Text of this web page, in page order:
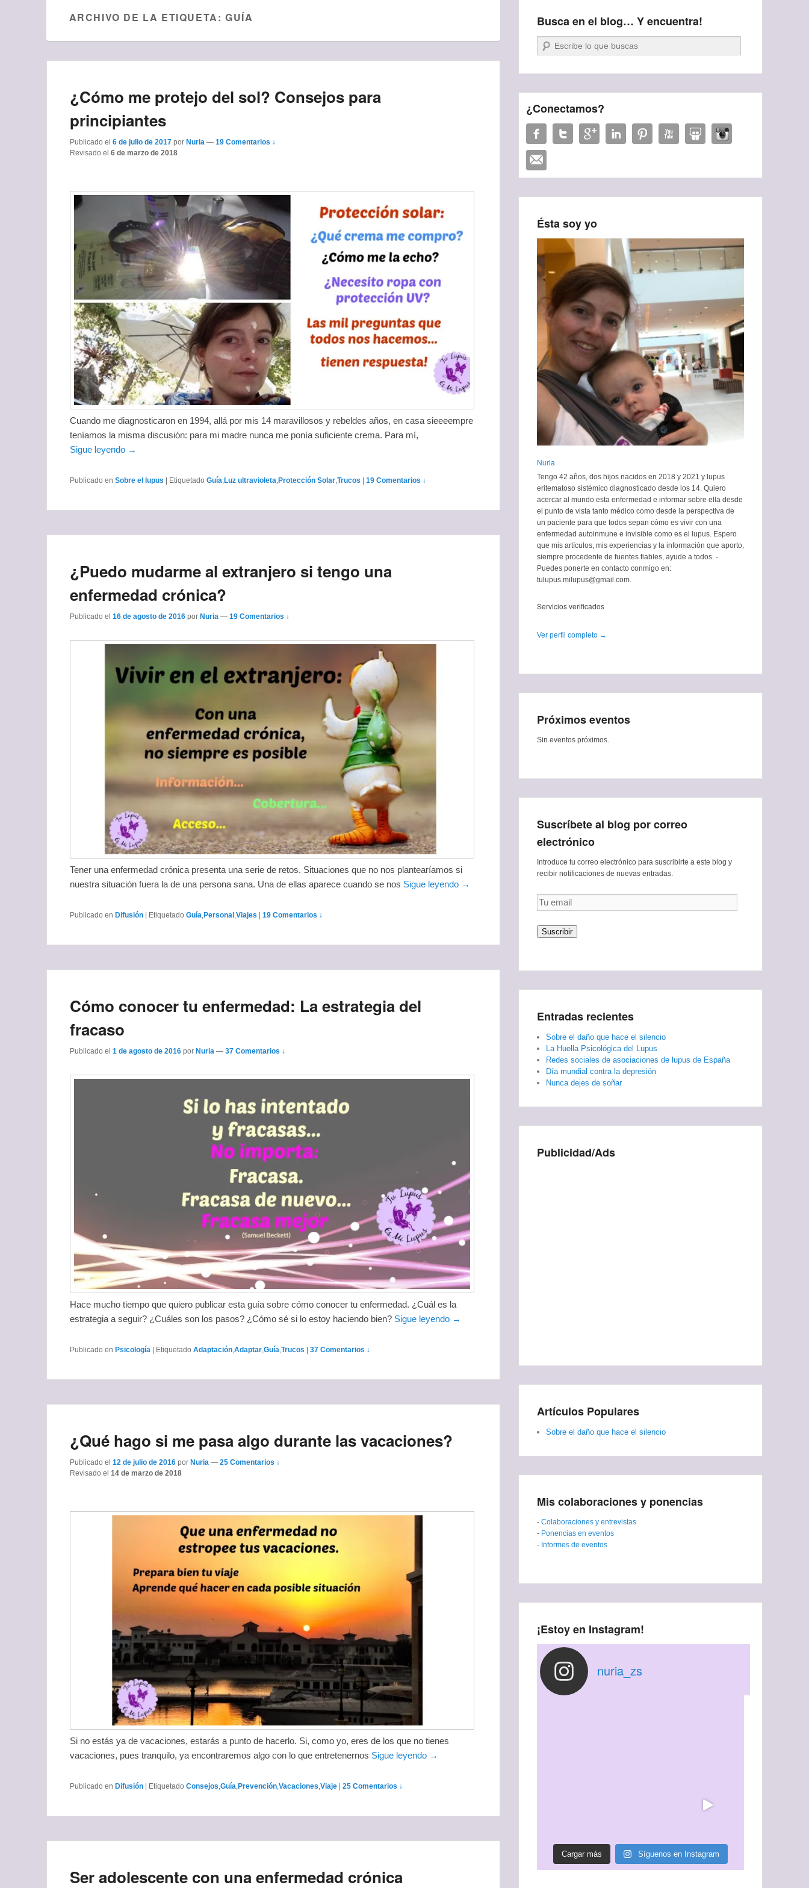
ARCHIVO DE LA ETIQUETA:GUÍA
¿Cómo me protejo del sol? Consejos para
principiantes
Publicado el 6 de julio de 2017 por Nuria — 19 Comentarios ↓
Revisado el 6 de marzo de 2018
Cuando me diagnosticaron en 1994, allá por mis 14 maravillosos y rebeldes años, en casa sieeeempre
teníamos la misma discusión: para mi madre nunca me ponía suficiente crema. Para mí,
Sigue leyendo →
Publicado en Sobre el lupus Etiquetado Guía,Luz ultravioleta,Protección Solar,Trucos 19 Comentarios ↓
¿Puedo mudarme al extranjero si tengo una
enfermedad crónica?
Publicado el 16 de agosto de 2016 por Nuria — 19 Comentarios ↓
Tener una enfermedad crónica presenta una serie de retos. Situaciones que no nos plantearíamos si
nuestra situación fuera la de una persona sana. Una de ellas aparece cuando se nos Sigue leyendo →
Publicado en Difusión Etiquetado Guía,Personal ,Viajes 19 Comentarios ↓
Cómo conocer tu enfermedad: La estrategia del
fracaso
Publicado el 1 de agosto de 2016 por Nuria — 37 Comentarios ↓
Hace mucho tiempo que quiero publicar esta guía sobre cómo conocer tu enfermedad. ¿Cuál es la
estrategia a seguir? ¿Cuáles son los pasos? ¿Cómo sé si lo estoy haciendo bien? Sigue leyendo →
Publicado en Psicología Etiquetado Adaptación,Adaptar,Guía,Trucos 37 Comentarios ↓
¿Qué hago si me pasa algo durante las vacaciones?
Publicado el 12 de julio de 2016 por Nuria — 25 Comentarios ↓
Revisado el 14 de marzo de 2018
Si no estás ya de vacaciones, estarás a punto de hacerlo. Si, como yo, eres de los que no tienes
vacaciones, pues tranquilo, ya encontraremos algo con lo que entretenernos Sigue leyendo →
Publicado en Difusión Etiquetado Consejos,Guía,Prevención,Vacaciones,Viaje 25 Comentarios ↓
Ser adolescente con una enfermedad crónica
Busca en el blog… Y encuentra!
Buscar
¿Conectamos?
Ésta soy yo
Nuria
Tengo 42 años, dos hijos nacidos en 2018 y 2021 y lupus
eritematoso sistémico diagnosticado desde los 14. Quiero
acercar al mundo esta enfermedad e informar sobre ella desde
el punto de vista tanto médico como desde la perspectiva de
un paciente para que todos sepan cómo es vivir con una
enfermedad autoinmune e invisible como es el lupus. Espero
que mis artículos, mis experiencias y la información que aporto,
siempre procedente de fuentes fiables, ayude a todos. -
Puedes ponerte en contacto conmigo en:
tulupus.milupus@gmail.com.
Servicios verificados
Ver perfil completo →
Próximos eventos
Sin eventos próximos.
Suscríbete al blog por correo
electrónico
Introduce tu correo electrónico para suscribirte a este blog y
recibir notificaciones de nuevas entradas.
Tu
email
Suscribir
Entradas recientes
Sobre el daño que hace el silencio
La Huella Psicológica del Lupus
Redes sociales de asociaciones de lupus de España
Día mundial contra la depresión
Nunca dejes de soñar
Publicidad/Ads
Artículos Populares
Sobre el daño que hace el silencio
Mis colaboraciones y ponencias
- Colaboraciones y entrevistas
- Ponencias en eventos
- Informes de eventos
¡Estoy en Instagram!
nuria_zs
Cargar más Síguenos en Instagram